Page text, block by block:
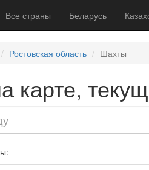
Все страны Беларусь
Ростовская область Шахты
карте,